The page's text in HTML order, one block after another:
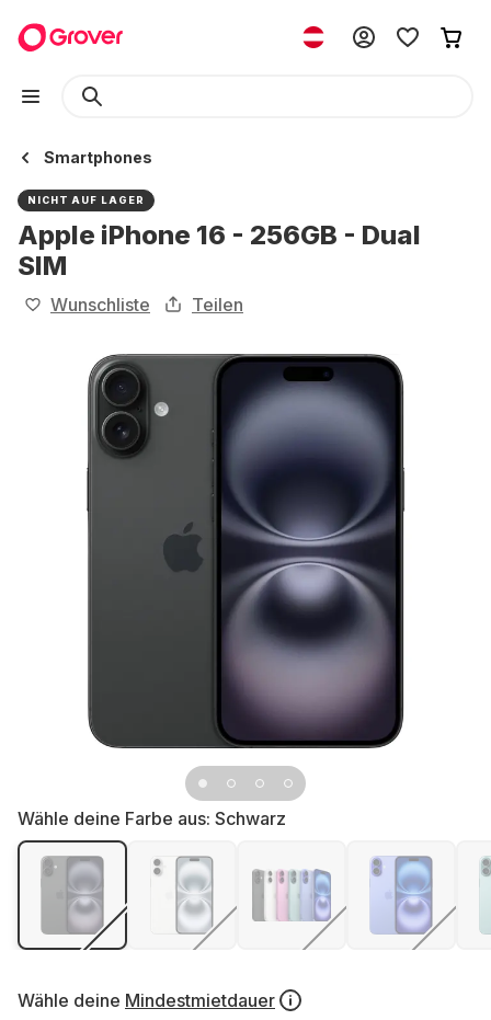
Smartphones
NICHT AUF LAGER
Apple iPhone 16 - 256GB - Dual
SIM
Wunschliste Teilen
Wähle deine Farbe aus: Schwarz
Wähle deine Mindestmietdauer